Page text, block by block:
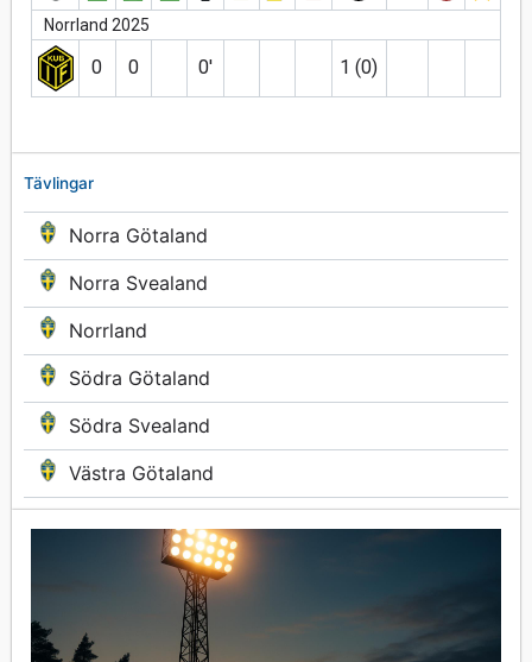
Tävlingar
Norra Götaland
Norra Svealand
Norrland
Södra Götaland
Södra Svealand
Västra Götaland
Norrland 2025
0 0 0′ 1 (0)